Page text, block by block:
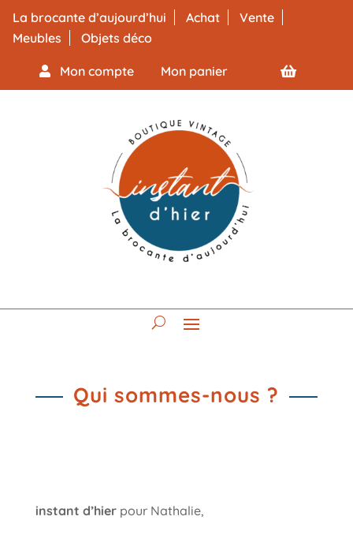
La brocante d’aujourd’hui Achat
Vente
Meubles
Objets déco
Mon compte Mon panier
Qui sommes-nous ?
instant d’hierpour Nathalie,